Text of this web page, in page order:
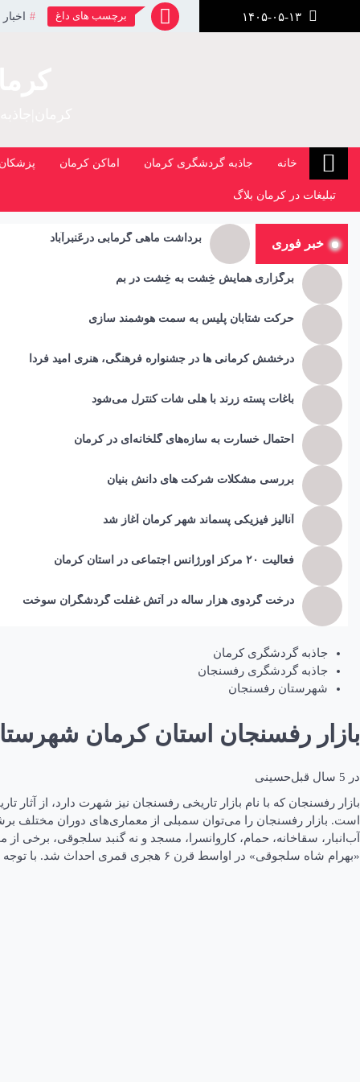
برچسب های داغ
خانه جاذبه گردشگری کرمان اماکن کرمان
تبلیغات در کرمان بلاگ
خبر فوری برداشت ماهی گرمابی درعَنبرآباد
برگزاری همایش خِشت به خِشت در بم
حرکت شتابان پلیس به سمت هوشمند سازی
درخشش کرمانی ها در جشنواره فرهنگی، هنری امید فردا
باغات پسته زرند با هلی شات کنترل می‌شود
احتمال خسارت به ساز‌ه‌های گلخانه‌ای در کرمان
بررسی مشکلات شرکت های دانش بنیان
آنالیز فیزیکی پسماند شهر کرمان آغاز شد
فعالیت ۲۰ مرکز اورژانس اجتماعی در استان کرمان
درخت گردوی هزار ساله در آتش غفلت گردشگران سوخت
جاذبه گردشگری کرمان
جاذبه گردشگری رفسنجان
شهرستان رفسنجان
بازار رفسنجان استان کرمان
در 5 سال قبل
حسینی
بازار رفسنجان که با نام بازار تاریخی رفسنجان نیز شهرت دارد، از
است. بازار رفسنجان را می‌توان سمبلی از معماری‌های دوران مختلف
آب‌‌انبار، سقاخانه، حمام، کاروانسرا، مسجد و نه گنبد سلجوقی،
«بهرام شاه سلجوقی» در اواسط قرن ۶ هجری قمری احداث شد. با توجه به ارزش تاریخی، بازار رفسنجان در تاریخ ۲۲ مرداد ۱۳۸۴، با شماره ثبت ۱۳۲۹۰ به‌عنوان یکی از آثار ملی ایران به ثبت رسید.